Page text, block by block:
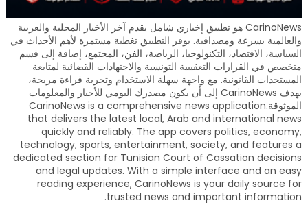
CarinoNews هو تطبيق إخباري شامل يقدم آخر الأخبار المحلية والعربية
والعالمية بسرعة ومصداقية. يوفر التطبيق تغطية مستمرة لأهم الأحداث في
السياسة، الاقتصاد، التكنولوجيا، الرياضة، الفن، المجتمع، إضافة إلى قسم
متخصص في القرارات التعقيبية التونسية والاجتهادات القضائية لمتابعة
المستجدات القانونية. مع واجهة سهلة الاستخدام وتجربة قراءة مريحة،
يهدف CarinoNews إلى أن يكون مصدرك اليومي للأخبار والمعلومات
الموثوقة.CarinoNews is a comprehensive news application
that delivers the latest local, Arab and international news
quickly and reliably. The app covers politics, economy,
technology, sports, entertainment, society, and features a
dedicated section for Tunisian Court of Cassation decisions
and legal updates. With a simple interface and an easy
reading experience, CarinoNews is your daily source for
trusted news and important information.